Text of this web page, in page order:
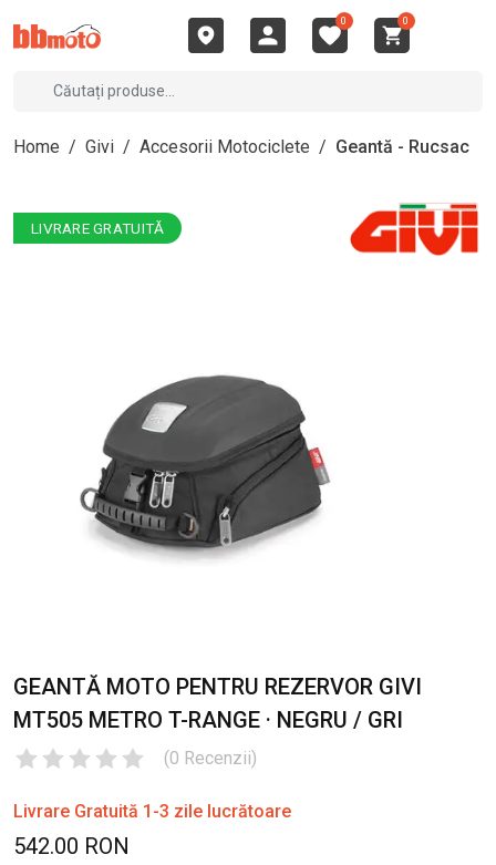
0 0
Home / Givi / Accesorii Motociclete / Geantă - Rucsac
LIVRARE GRATUITĂ
GEANTĂ MOTO PENTRU REZERVOR GIVI
MT505 METRO T-RANGE · NEGRU / GRI
(0 Recenzii)
Livrare Gratuită 1-3 zile lucrătoare
542.00 RON